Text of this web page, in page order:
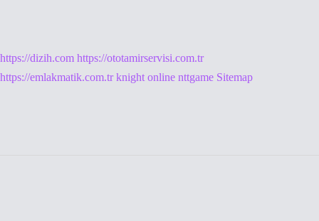
https://dizih.com https://ototamirservisi.com.tr
https://emlakmatik.com.tr knight online nttgame Sitemap